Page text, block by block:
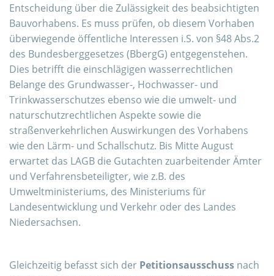
Entscheidung über die Zulässigkeit des beabsichtigten
Bauvorhabens. Es muss prüfen, ob diesem Vorhaben
überwiegende öffentliche Interessen i.S. von §48 Abs.2
des Bundesberggesetzes (BbergG) entgegenstehen.
Dies betrifft die einschlägigen wasserrechtlichen
Belange des Grundwasser-, Hochwasser- und
Trinkwasserschutzes ebenso wie die umwelt- und
naturschutzrechtlichen Aspekte sowie die
straßenverkehrlichen Auswirkungen des Vorhabens
wie den Lärm- und Schallschutz. Bis Mitte August
erwartet das LAGB die Gutachten zuarbeitender Ämter
und Verfahrensbeteiligter, wie z.B. des
Umweltministeriums, des Ministeriums für
Landesentwicklung und Verkehr oder des Landes
Niedersachsen.
Gleichzeitig befasst sich der Petitionsausschuss nach